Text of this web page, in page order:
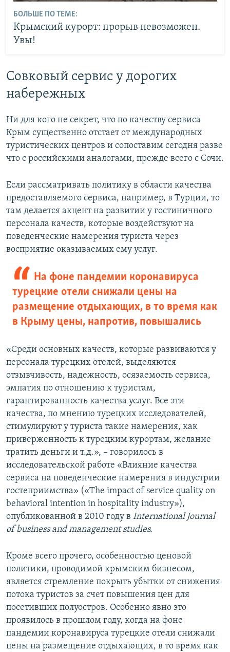
БОЛЬШЕ ПО ТЕМЕ:
Крымский курорт: прорыв невозможен.
Увы!
Совковый сервис у дорогих
набережных
Ни для кого не секрет, что по качеству сервиса
Крым существенно отстает от международных
туристических центров и сопоставим сегодня разве
что с российскими аналогами, прежде всего с Сочи.
Если рассматривать политику в области качества
предоставляемого сервиса, например, в Турции, то
там делается акцент на развитии у гостиничного
персонала качеств, которые воздействуют на
поведенческие намерения туриста через
восприятие оказываемых ему услуг.
На фоне пандемии коронавируса
турецкие отели снижали цены на
размещение отдыхающих, в то время как
в Крыму цены, напротив, повышались
«Среди основных качеств, которые развиваются у
персонала турецких отелей, выделяются
отзывчивость, надежность, осязаемость сервиса,
эмпатия по отношению к туристам,
гарантированность качества услуг. Все эти
качества, по мнению турецких исследователей,
стимулируют у туриста такие намерения, как
приверженность к турецким курортам, желание
тратить деньги и т.д.», – говорилось в
исследовательской работе «Влияние качества
сервиса на поведенческие намерения в индустрии
гостеприимства» («The impact of service quality on
behavioral intention in hospitality industry»),
опубликованной в 2010 году в International Journal
of business and management studies.
Кроме всего прочего, особенностью ценовой
политики, проводимой крымским бизнесом,
является стремление покрыть убытки от снижения
потока туристов за счет повышения цен для
посетивших полуостров. Особенно явно это
проявилось в прошлом году, когда на фоне
пандемии коронавируса турецкие отели снижали
цены на размещение отдыхающих, в то время как